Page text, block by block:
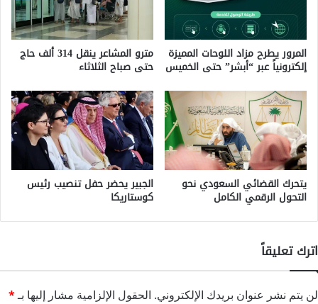
المرور يطرح مزاد اللوحات المميزة
إلكترونياً عبر “أبشر” حتى الخميس
مترو المشاعر ينقل 314 ألف حاج
حتى صباح الثلاثاء
يتحرك القضائي السعودي نحو
التحول الرقمي الكامل
الجبير يحضر حفل تنصيب رئيس
كوستاريكا
اترك تعليقاً
لن يتم نشر عنوان بريدك الإلكتروني. الحقول الإلزامية مشار إليها بـ*